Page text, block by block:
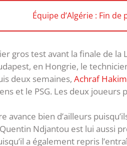
Équipe d’Algérie : Fin
gros test avant la finale de la
en Hongrie, le
deux semaines, Achraf
et le PSG. Les deux
avance bien d’ailleurs
Ndjantou est lui aussi
a également repris